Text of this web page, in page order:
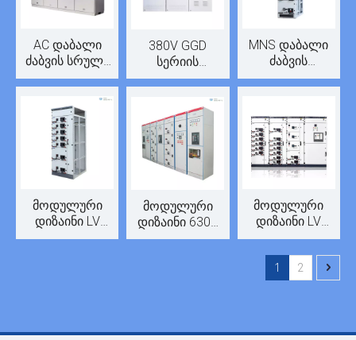
AC დაბალი
ძაბვის სრული
ფიქსირებული
380V GGD
სერიის
ფიქსირებული
გადამრთველი
MNS დაბალი
ძაბვის
გამოსაყვანი
მოდულური
დიზაინი LV
ამოღების
მოდულური
დიზაინი 630A
დაბალი ძაბვის
მოდულური
დიზაინი LV
ამოღებული
გადამრთველი
1
2